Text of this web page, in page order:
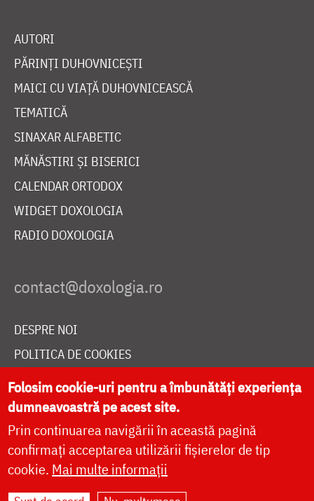
AUTORI
PĂRINȚI DUHOVNICEȘTI
MAICI CU VIAȚĂ DUHOVNICEASCĂ
TEMATICĂ
SINAXAR ALFABETIC
MĂNĂSTIRI ȘI BISERICI
CALENDAR ORTODOX
WIDGET DOXOLOGIA
RADIO DOXOLOGIA
DESPRE NOI
POLITICA DE COOKIES
DONEAZĂ ONLINE PENTRU CATEDRALA NAȚIONALĂ
LIVE
Folosim cookie-uri pentru a îmbunătăți experiența
dumneavoastră pe acest site.
Prin continuarea navigării în această pagină
confirmați acceptarea utilizării fișierelor de tip
cookie. Mai multe informații